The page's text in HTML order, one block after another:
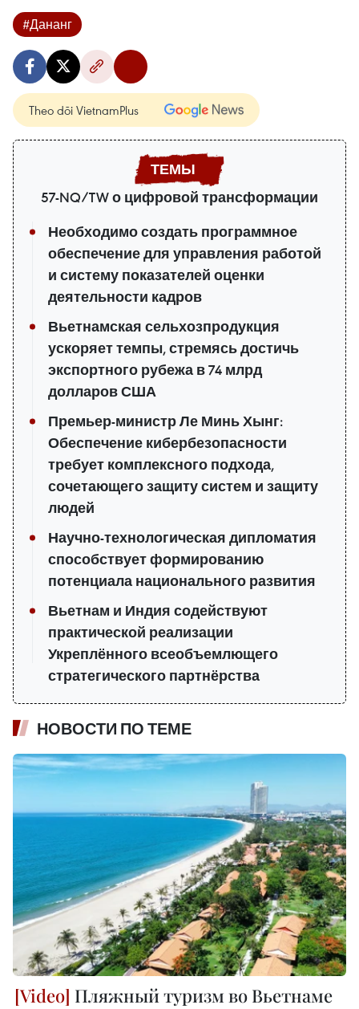
#Дананг
Theo dõi VietnamPlus
57-NQ/TW о цифровой трансформации
Необходимо создать программное
обеспечение для управления работой
и систему показателей оценки
деятельности кадров
Вьетнамская сельхозпродукция
ускоряет темпы, стремясь достичь
экспортного рубежа в 74 млрд
долларов США
Премьер-министр Ле Минь Хынг:
Обеспечение кибербезопасности
требует комплексного подхода,
сочетающего защиту систем и защиту
людей
Научно-технологическая дипломатия
способствует формированию
потенциала национального развития
Вьетнам и Индия содействуют
практической реализации
Укреплённого всеобъемлющего
стратегического партнёрства
НОВОСТИ ПО ТЕМЕ
Пляжный туризм во Вьетнаме